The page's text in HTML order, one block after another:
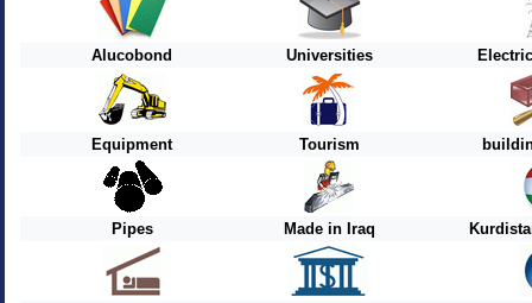
Alucobond Universities
Equipment Tourism
Pipes Made in Iraq